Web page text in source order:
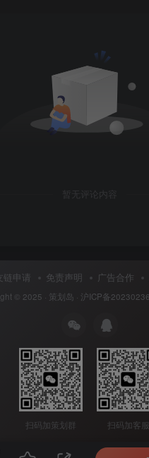
暂无评论内容
链申请 免责声明 广告合作
© 2025 · 策划岛 · 沪ICP备
扫码加策划群 扫码加客服